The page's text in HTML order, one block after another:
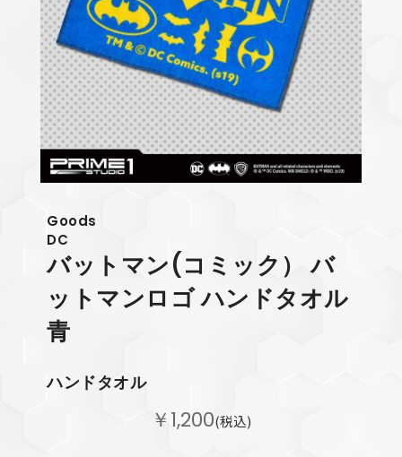
Goods
DC
バットマン(コミック） バ
ットマンロゴ ハンドタオル
青
ハンドタオル
￥1,200(税込)